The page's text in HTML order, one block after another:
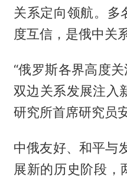
关系定向领航。多
度互信，是俄中关
“俄罗斯各界高度
双边关系发展注入
研究所首席研究员
中俄友好、和平与
展新的历史阶段，